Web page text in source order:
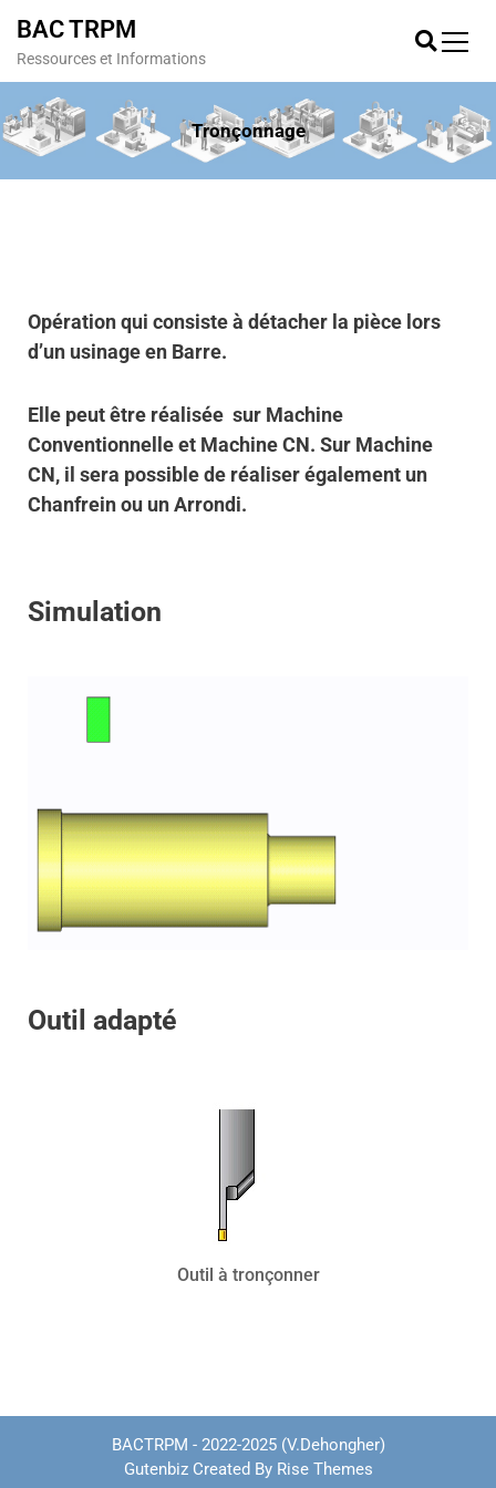
BAC TRPM
Ressources et Informations
Tronçonnage
Opération qui consiste à détacher la pièce lors
d’un usinage en Barre.
Elle peut être réalisée sur Machine
Conventionnelle et Machine CN. Sur Machine
CN, il sera possible de réaliser également un
Chanfrein ou un Arrondi.
Simulation
Outil adapté
Outil à tronçonner
BACTRPM - 2022-2025 (V.Dehongher)
Gutenbiz Created By Rise Themes